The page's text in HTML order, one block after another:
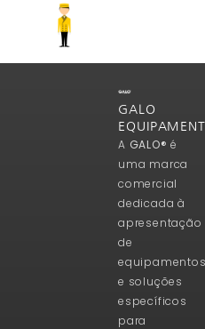
GALO
A GALO® é
uma marca
comercial
dedicada à
apresentação
de
equipamentos
e soluções
específicos
para